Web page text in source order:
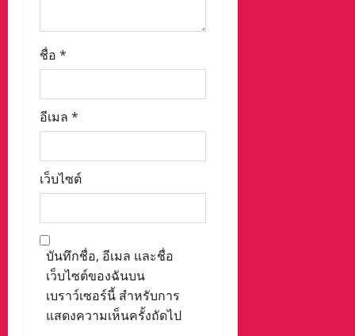
ชื่อ *
อีเมล *
เว็บไซต์
บันทึกชื่อ, อีเมล และชื่อ
เว็บไซต์ของฉันบน
เบราว์เซอร์นี้ สำหรับการ
แสดงความเห็นครั้งถัดไป